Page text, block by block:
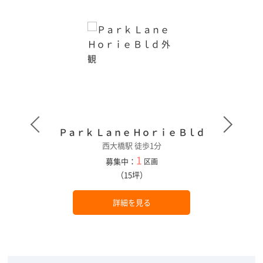
Ｐａｒｋ Ｌａｎｅ Ｈｏｒｉｅ Ｂｌｄ
西大橋駅 徒歩1分
募集中： 1 区画
（15坪）
詳細を見る